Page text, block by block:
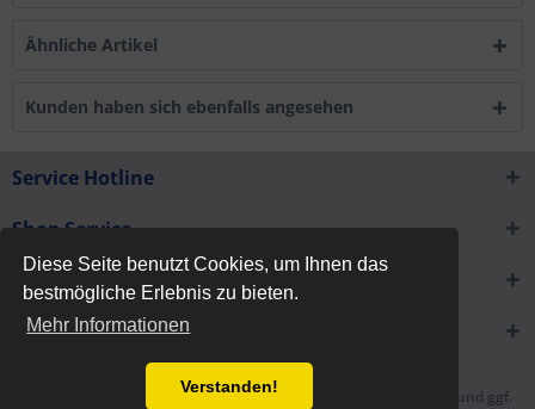
Diese Seite benutzt Cookies, um Ihnen das
bestmögliche Erlebnis zu bieten.
Mehr Informationen
Verstanden!
Ähnliche Artikel
Kunden haben sich ebenfalls angesehen
Service Hotline
Shop Service
Informationen
Newsletter
* Alle Preise inkl. gesetzl. Mehrwertsteuer zzgl. und ggf.